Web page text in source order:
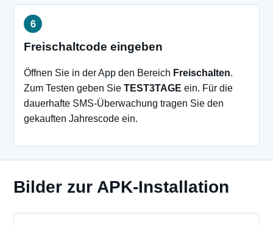
Freischaltcode eingeben
Öffnen Sie in der App den Bereich Freischalten.
Zum Testen geben Sie TEST3TAGE ein. Für die
dauerhafte SMS-Überwachung tragen Sie den
gekauften Jahrescode ein.
Bilder zur APK-Installation